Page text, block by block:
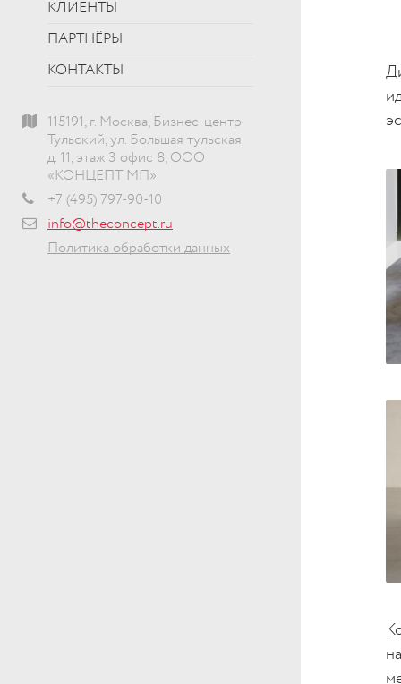
КЛИЕНТЫ
ПАРТНЁРЫ
КОНТАКТЫ
115191, г. Москва, Бизнес-центр
Тульский, ул. Большая тульская
д. 11, этаж 3 офис 8, ООО
«КОНЦЕПТ МП»
+7 (495) 797-90-10
info@theconcept.ru
Политика обработки данных